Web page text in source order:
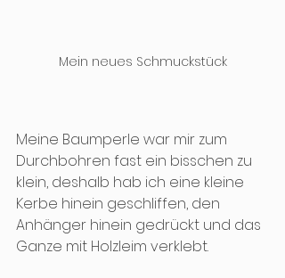
Mein neues Schmuckstück
Meine Baumperle war mir zum
Durchbohren fast ein bisschen zu
klein, deshalb hab ich eine kleine
Kerbe hinein geschliffen, den
Anhänger hinein gedrückt und das
Ganze mit Holzleim verklebt.